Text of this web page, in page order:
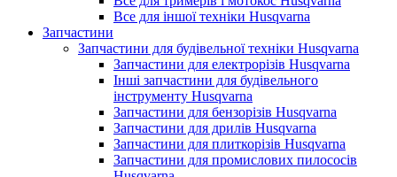
Все для іншої техніки Husqvarna
Запчастини
Запчастини для будівельної техніки Husqvarna
Запчастини для електрорізів Husqvarna
Інші запчастини для будівельного
інструменту Husqvarna
Запчастини для бензорізів Husqvarna
Запчастини для дрилів Husqvarna
Запчастини для плиткорізів Husqvarna
Запчастини для промислових пилососів